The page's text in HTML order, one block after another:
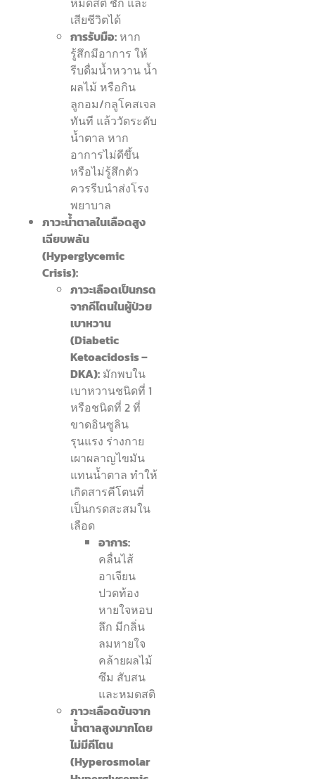
เสียชีวิตได้
การรับมือ: หาก
รู้สึกมีอาการ ให้
รีบดื่มน้ำหวาน น้ำ
ผลไม้ หรือกิน
ลูกอม/กลูโคสเจล
ทันที แล้ววัดระดับ
น้ำตาล หาก
อาการไม่ดีขึ้น
หรือไม่รู้สึกตัว
ควรรีบนำส่งโรง
พยาบาล
ภาวะน้ำตาลในเลือดสูง
เฉียบพลัน
(Hyperglycemic
Crisis):
ภาวะเลือดเป็นกรด
จากคีโตนในผู้ป่วย
เบาหวาน
(Diabetic
Ketoacidosis –
DKA): มักพบใน
เบาหวานชนิดที่ 1
หรือชนิดที่ 2 ที่
ขาดอินซูลิน
รุนแรง ร่างกาย
เผาผลาญไขมัน
แทนน้ำตาล ทำให้
เกิดสารคีโตนที่
เป็นกรดสะสมใน
เลือด
อาการ:
คลื่นไส้
อาเจียน
ปวดท้อง
หายใจหอบ
ลึก มีกลิ่น
ลมหายใจ
คล้ายผลไม้
ซึม สับสน
และหมดสติ
ภาวะเลือดข้นจาก
น้ำตาลสูงมากโดย
ไม่มีคีโตน
(Hyperosmolar